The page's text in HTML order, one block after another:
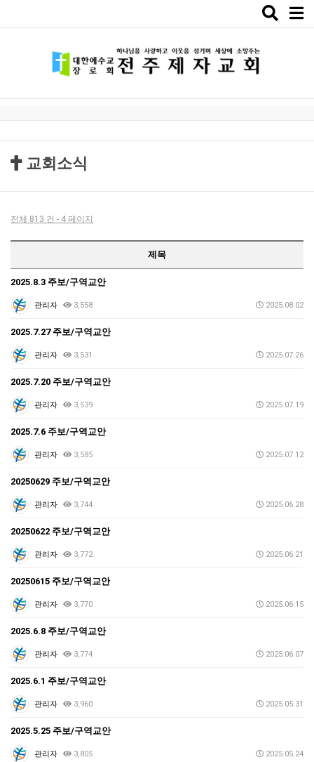
Toggle
교회소식
전체 813 건 - 4 페이지
제목
2025.8.3 주보/구역교안
관리자 3,558 2025.08.02
2025.7.27 주보/구역교안
관리자 3,531 2025.07.26
2025.7.20 주보/구역교안
관리자 3,539 2025.07.19
2025.7.6 주보/구역교안
관리자 3,585 2025.07.12
20250629 주보/구역교안
관리자 3,744 2025.06.28
20250622 주보/구역교안
관리자 3,772 2025.06.21
20250615 주보/구역교안
관리자 3,770 2025.06.15
2025.6.8 주보/구역교안
관리자 3,774 2025.06.07
2025.6.1 주보/구역교안
관리자 3,960 2025.05.31
2025.5.25 주보/구역교안
관리자 3,805 2025.05.24